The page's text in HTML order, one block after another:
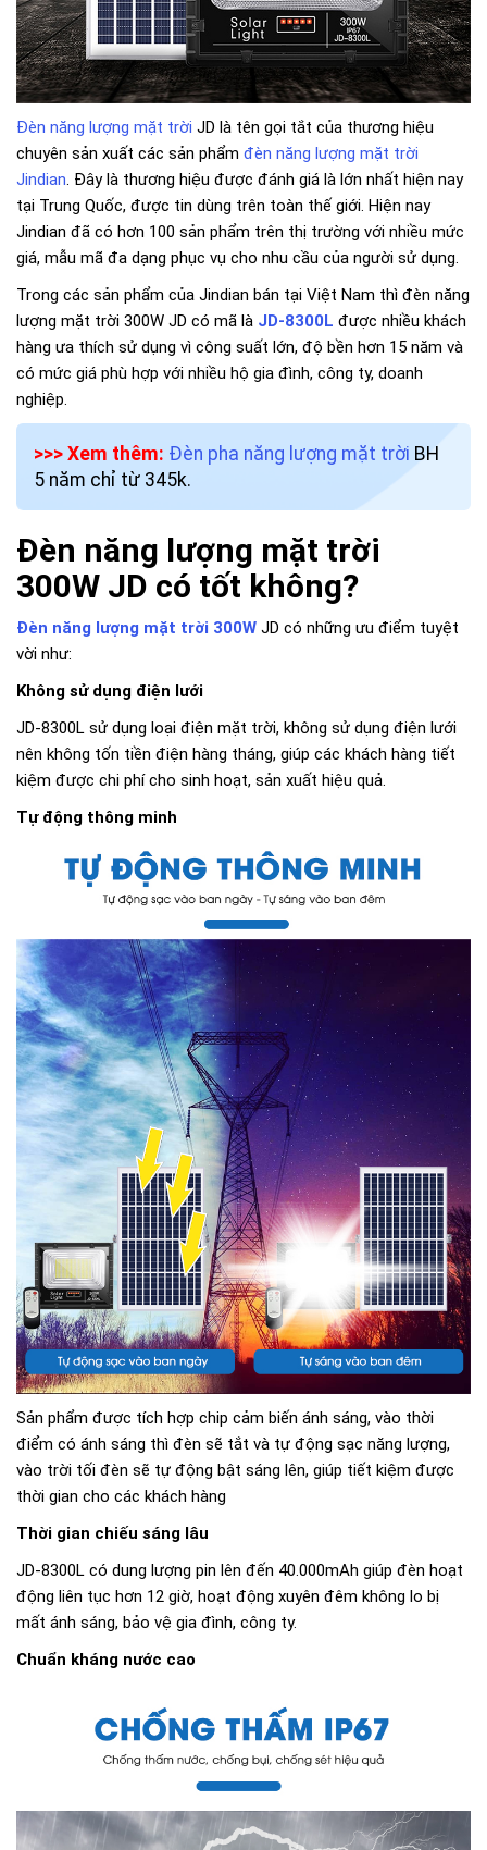
Đèn năng lượng mặt trời JD là tên gọi tắt của thương hiệu
chuyên sản xuất các sản phẩm đèn năng lượng mặt trời
Jindian . Đây là thương hiệu được đánh giá là lớn nhất hiện nay
tại Trung Quốc, được tin dùng trên toàn thế giới. Hiện nay
Jindian đã có hơn 100 sản phẩm trên thị trường với nhiều mức
giá, mẫu mã đa dạng phục vụ cho nhu cầu của người sử dụng.
Trong các sản phẩm của Jindian bán tại Việt Nam thì đèn năng
lượng mặt trời 300W JD có mã là JD-8300L được nhiều khách
hàng ưa thích sử dụng vì công suất lớn, độ bền hơn 15 năm và
có mức giá phù hợp với nhiều hộ gia đình, công ty, doanh
nghiệp.
>>> Xem thêm: Đèn pha năng lượng mặt trời BH
5 năm chỉ từ 345k.
Đèn năng lượng mặt trời
300W JD có tốt không?
Đèn năng lượng mặt trời 300W JD có những ưu điểm tuyệt
vời như:
Không sử dụng điện lưới
JD-8300L sử dụng loại điện mặt trời, không sử dụng điện lưới
nên không tốn tiền điện hàng tháng, giúp các khách hàng tiết
kiệm được chi phí cho sinh hoạt, sản xuất hiệu quả.
Tự động thông minh
Sản phẩm được tích hợp chip cảm biến ánh sáng, vào thời
điểm có ánh sáng thì đèn sẽ tắt và tự động sạc năng lượng,
vào trời tối đèn sẽ tự động bật sáng lên, giúp tiết kiệm được
thời gian cho các khách hàng
Thời gian chiếu sáng lâu
JD-8300L có dung lượng pin lên đến 40.000mAh giúp đèn hoạt
động liên tục hơn 12 giờ, hoạt động xuyên đêm không lo bị
mất ánh sáng, bảo vệ gia đình, công ty.
Chuẩn kháng nước cao